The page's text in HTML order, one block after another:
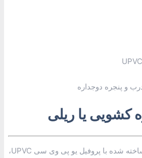
و پنجره دوجداره
کشویی یا ریلی
پنجره دوجداره کشویی ساخته شده با پروفیل یو پی وی سی UPVC،